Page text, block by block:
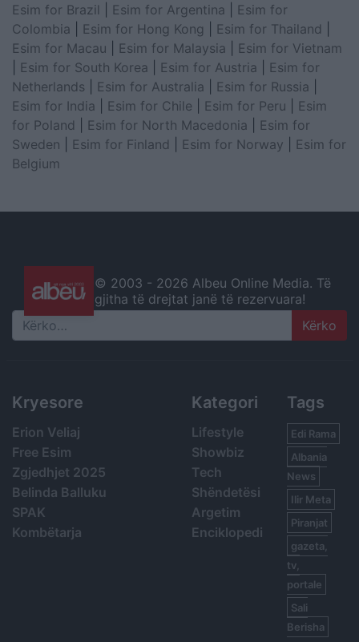
Esim for Brazil
Esim for Argentina
Esim for
Colombia
Esim for Hong Kong Esim for Thailand
Esim for Macau
Esim for Malaysia
Esim for Vietnam
Esim for South Korea Esim for Austria
Esim for
Netherlands
Esim for Australia Esim for Russia
Esim for India
Esim for Chile Esim for Peru
Esim
for Poland
Esim for North Macedonia
Esim for
Sweden
Esim for Finland Esim for Norway
Esim for
Belgium
© 2003 - 2026 Albeu Online Media. Të
gjitha të drejtat janë të rezervuara!
Search
Kryesore
Erion Veliaj
Free Esim
Zgjedhjet 2025
Belinda Balluku
SPAK
Kombëtarja
Kategori
Lifestyle
Showbiz
Tech
Shëndetësi
Argetim
Enciklopedi
Tags
Edi Rama
Albania
News
Ilir Meta
Piranjat
gazeta,
tv,
portale
Sali
Berisha